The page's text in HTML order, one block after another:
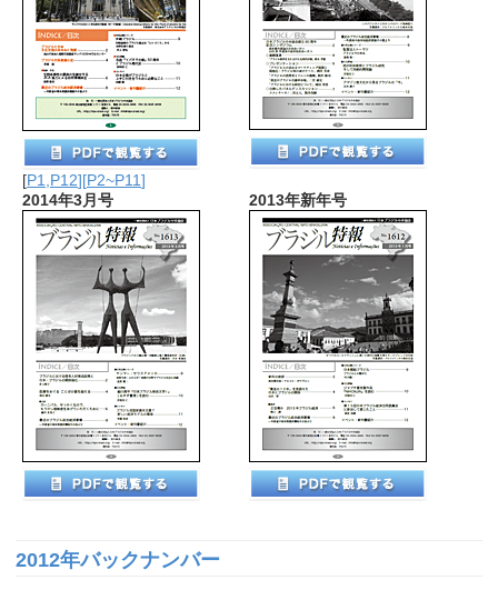
[P1,P12][P2~P11]
2014年3月号 2013年新年号
2012年バックナンバー